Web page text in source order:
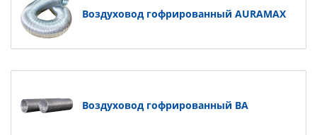
Воздуховод гофрированный AURAMAX
Воздуховод гофрированный BA